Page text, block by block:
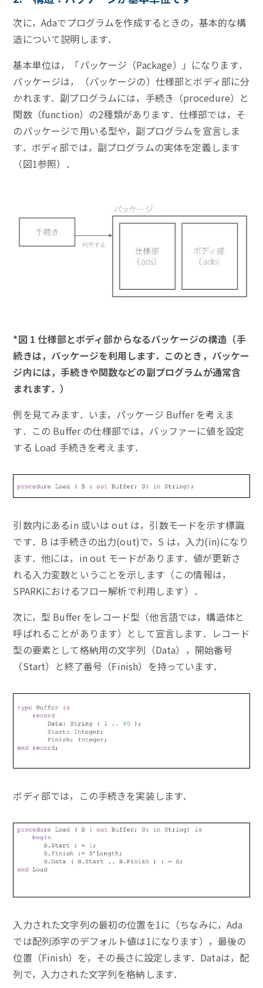
次に，Adaでプログラムを作成するときの，基本的な構
造について説明します．
基本単位は，「パッケージ（Package）」になります．
パッケージは，（パッケージの）仕様部とボディ部に分
かれます．副プログラムには，手続き（procedure）と
関数（function）の2種類があります．仕様部では，そ
のパッケージで用いる型や，副プログラムを宣言しま
す．ボディ部では，副プログラムの実体を定義します
（図1参照）．
*図 1 仕様部とボディ部からなるパッケージの構造（手
続きは，パッケージを利用します．このとき，パッケー
ジ内には，手続きや関数などの副プログラムが通常含
まれます．）
例を見てみます．いま，パッケージ Buffer を考えま
す．この Buffer の仕様部では，バッファーに値を設定
する Load 手続きを考えます．
引数内にあるin 或いは out は，引数モードを示す標識
です．B は手続きの出力(out)で，S は，入力(in)になり
ます．他には，in out モードがあります．値が更新さ
れる入力変数ということを示します（この情報は，
SPARKにおけるフロー解析で利用します）．
次に，型 Buffer をレコード型（他言語では，構造体と
呼ばれることがあります）として宣言します．レコード
型の要素として格納用の文字列（Data），開始番号
（Start）と終了番号（Finish）を持っています．
ボディ部では，この手続きを実装します．
入力された文字列の最初の位置を1に（ちなみに，Ada
では配列添字のデフォルト値は1になります），最後の
位置（Finish）を，その長さに設定します．Dataは，配
列で，入力された文字列を格納します．